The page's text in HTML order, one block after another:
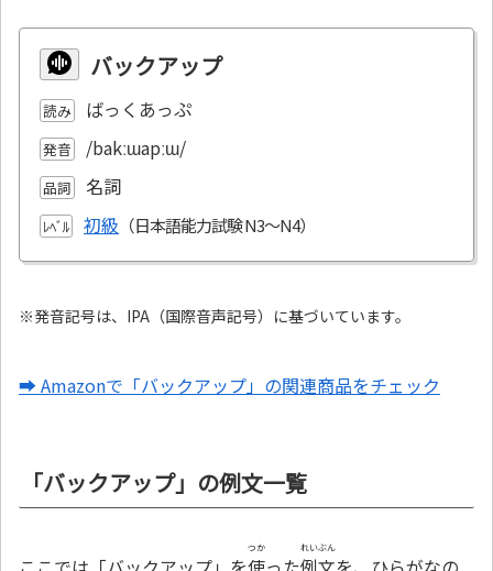
バックアップ
読み ばっくあっぷ
発音 /bakːɯapːɯ/
品詞 名詞
ﾚﾍﾞﾙ 初級
※発音記号は、IPA（国際音声記号）に基づいています。
➡ Amazonで「バックアップ」の関連商品をチェック
「バックアップ」の例文一覧
つか れいぶん